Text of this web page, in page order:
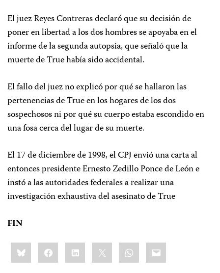
El juez Reyes Contreras declaró que su decisión de
poner en libertad a los dos hombres se apoyaba en el
informe de la segunda autopsia, que señaló que la
muerte de True había sido accidental.
El fallo del juez no explicó por qué se hallaron las
pertenencias de True en los hogares de los dos
sospechosos ni por qué su cuerpo estaba escondido en
una fosa cerca del lugar de su muerte.
El 17 de diciembre de 1998, el CPJ envió una carta al
entonces presidente Ernesto Zedillo Ponce de León e
instó a las autoridades federales a realizar una
investigación exhaustiva del asesinato de True
FIN
Share
this:BlueskyFacebookLinkedIn WhatsApp
Email